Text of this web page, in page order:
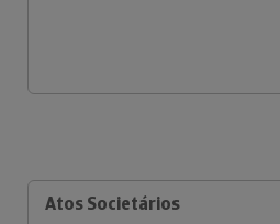
Atos Societários